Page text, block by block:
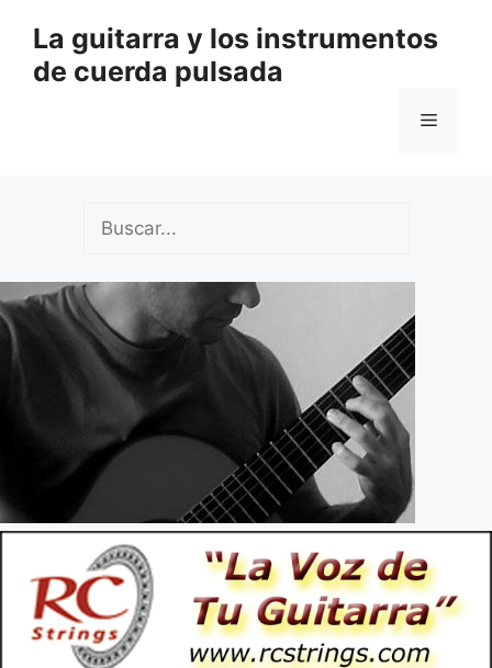
contenido
La guitarra y los instrumentos
de cuerda pulsada
Menú